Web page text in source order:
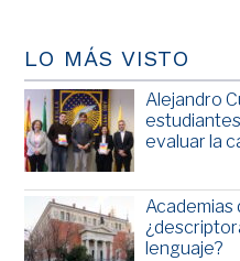
LO MÁS VISTO
Alejandro
evaluar la
Academias
lenguaje?